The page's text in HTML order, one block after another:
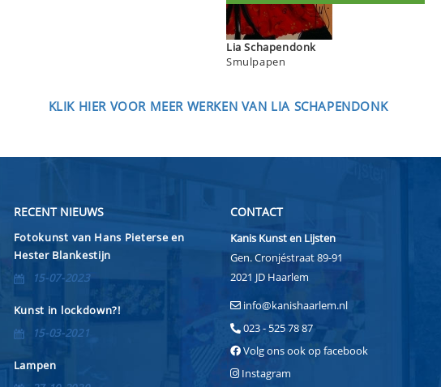
Lia Schapendonk
Smulpapen
KLIK HIER VOOR MEER WERKEN VAN LIA SCHAPENDONK
RECENT NIEUWS
Fotokunst van Hans Pieterse en
Hester Blankestijn
15-07-2023
Kunst in lockdown?!
15-03-2021
Lampen
CONTACT
Kanis Kunst en Lijsten
Gen. Cronjéstraat 89-91
2021 JD Haarlem
info@kanishaarlem.nl
023 - 525 78 87
Volg ons ook op facebook
Instagram